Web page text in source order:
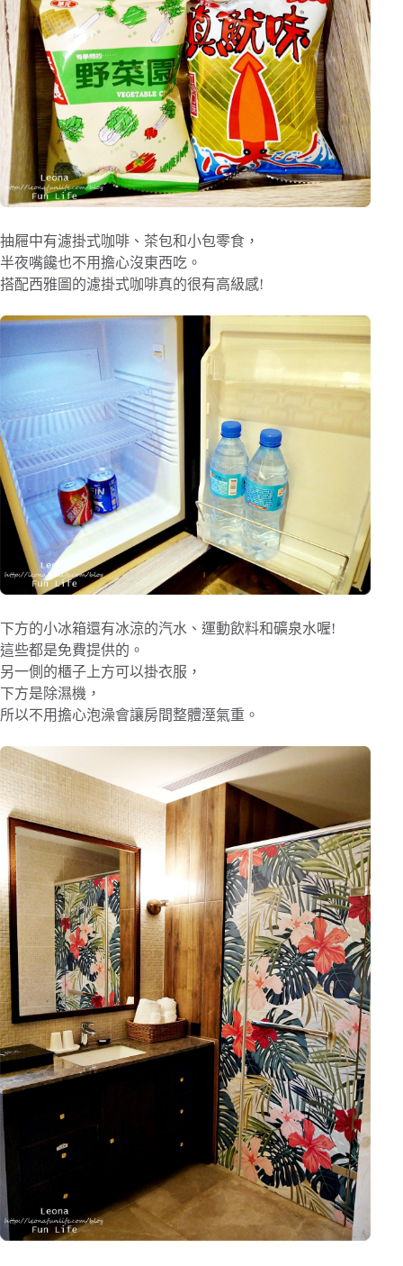
抽屜中有濾掛式咖啡、茶包和小包零食，
半夜嘴饞也不用擔心沒東西吃。
搭配西雅圖的濾掛式咖啡真的很有高級感!
下方的小冰箱還有冰涼的汽水、運動飲料和礦泉水喔!
這些都是免費提供的。
另一側的櫃子上方可以掛衣服，
下方是除濕機，
所以不用擔心泡澡會讓房間整體溼氣重。